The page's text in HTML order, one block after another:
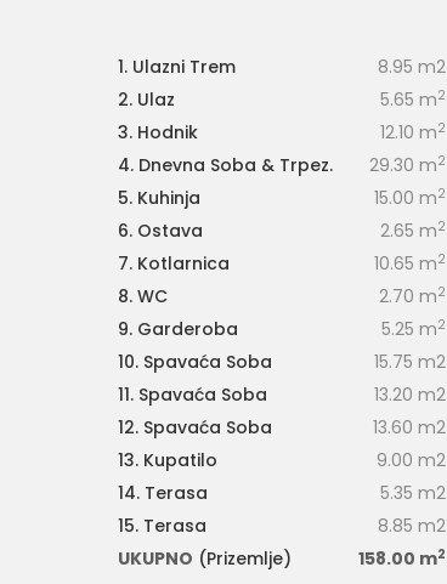
1. Ulazni Trem
8.95 m2
2. Ulaz
5.65 m2
3. Hodnik 12.10 m2
4. Dnevna Soba & Trpez. 29.30 m2
5. Kuhinja 15.00 m2
6. Ostava 2.65 m2
7. Kotlarnica 10.65 m2
8. WC 2.70 m2
9. Garderoba 5.25 m2
10. Spavaća Soba
15.75 m2
11. Spavaća Soba
13.20 m2
12. Spavaća Soba
13.60 m2
13. Kupatilo
9.00 m2
14. Terasa
5.35 m2
15. Terasa
8.85 m2
UKUPNO (Prizemlje) 158.00 m2